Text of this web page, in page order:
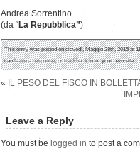
Andrea Sorrentino
(da “La Repubblica”)
This entry was posted on giovedì, Maggio 28th, 2015 at
canleave a response, ortrackbackfrom your own site.
«
IL PESO DEL FISCO IN
Leave a Reply
You must be logged in to post a